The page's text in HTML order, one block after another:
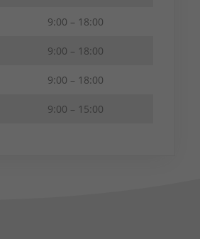
9:00 – 18:00
9:00 – 18:00
9:00 – 18:00
9:00 – 15:00